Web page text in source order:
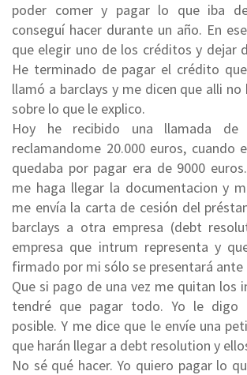
poder comer y pagar lo que iba
conseguí hacer durante un año. En
que elegir uno de los créditos y dejar
He terminado de pagar el crédito
llamó a barclays y me dicen que alli
sobre lo que le explico.
Hoy he recibido una llamada de
reclamandome 20.000 euros, cuando
quedaba por pagar era de 9000
me haga llegar la documentacion y
me envía la carta de cesión del
barclays a otra empresa (debt
empresa que intrum representa y
firmado por mi sólo se presentará ante
Que si pago de una vez me quitan los
tendré que pagar todo. Yo le digo
posible. Y me dice que le envíe una
que harán llegar a debt resolution y
No sé qué hacer. Yo quiero pagar lo